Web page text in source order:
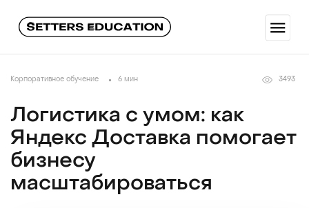
Корпоративное обучение 6 мин 3493
Логистика с умом: как
Яндекс Доставка помогает
бизнесу
масштабироваться